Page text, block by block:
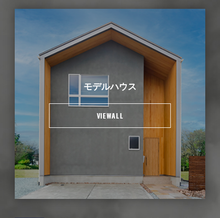
モデルハウス
VIEWALL